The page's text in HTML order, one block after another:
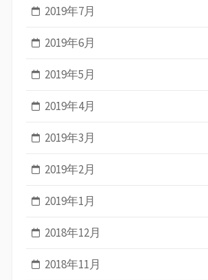
2019年7月
2019年6月
2019年5月
2019年4月
2019年3月
2019年2月
2019年1月
2018年12月
2018年11月